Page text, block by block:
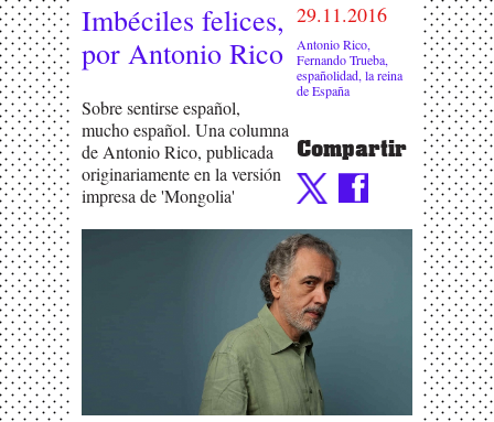
Imbéciles felices,
por Antonio Rico
Sobre sentirse español,
mucho español. Una columna
de Antonio Rico, publicada
originariamente en la versión
impresa de 'Mongolia'
29.11.2016
Antonio Rico,
Fernando Trueba,
españolidad, la reina
de España
Compartir